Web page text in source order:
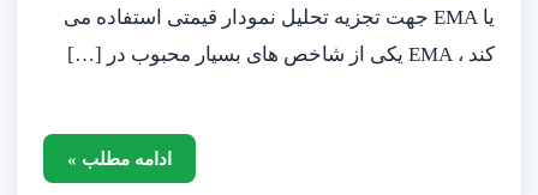
یا EMA جهت تجزیه تحلیل نمودار قیمتی استفاده می
کند ، EMA یکی از شاخص های بسیار محبوب در […]
ادامه مطلب »